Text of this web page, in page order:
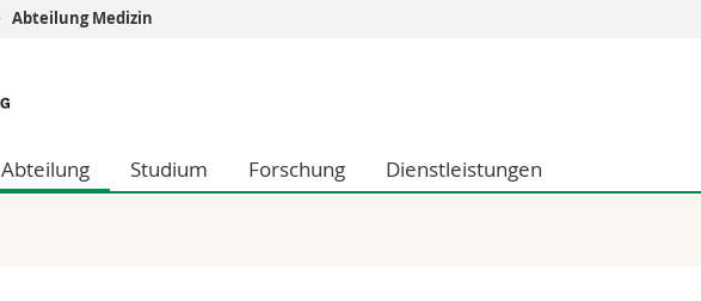
Wirtschafts- und Sozialwissenschaftliche Fak.
Philosophische Fak.
Medien
Forschende
Abteilung Medizin
Abteilung Studium Forschung Dienstleistungen